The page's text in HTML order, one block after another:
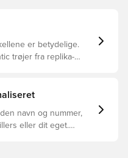
er betydelige.
trøjer fra replika-
navn og nummer,
eller dit eget.